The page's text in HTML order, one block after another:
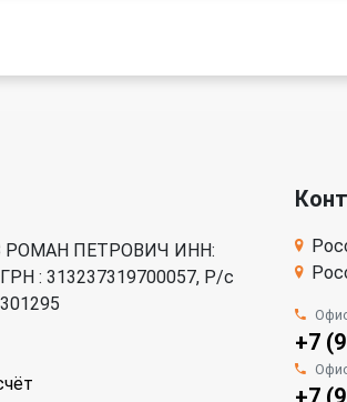
ПЕТРОВИЧ ИНН:
: 313237319700057, Р/c
+7
+7